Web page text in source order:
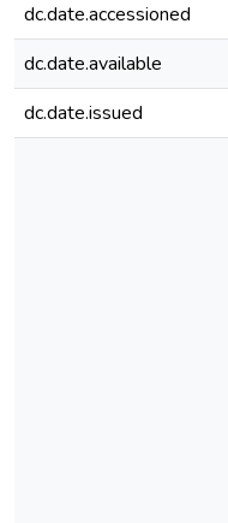
dc.date.accessioned
dc.date.available
dc.date.issued